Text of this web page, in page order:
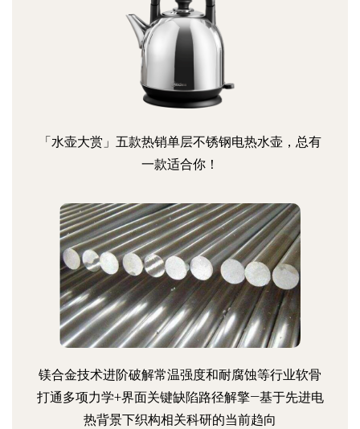
「水壶大赏」五款热销单层不锈钢电热水壶，总有
一款适合你！
镁合金技术进阶破解常温强度和耐腐蚀等行业软骨
打通多项力学+界面关键缺陷路径解擎—基于先进电
热背景下织构相关科研的当前趋向